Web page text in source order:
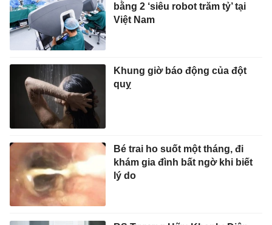
bằng 2 ‘siêu robot trăm tỷ’ tại
Việt Nam
Khung giờ báo động của đột
quỵ
Bé trai ho suốt một tháng, đi
khám gia đình bất ngờ khi biết
lý do